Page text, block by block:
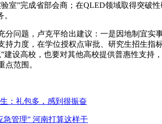
室”完成省部会商；在QLED领域取得突破
题，卢克平给出建议：一是因地制宜实
持力度，在学位授权点审批、研究生招生
建设高校，也要对其他高校提供普惠性支
范围。
：礼包多，感到很振奋
急管理” 河南打算这样干